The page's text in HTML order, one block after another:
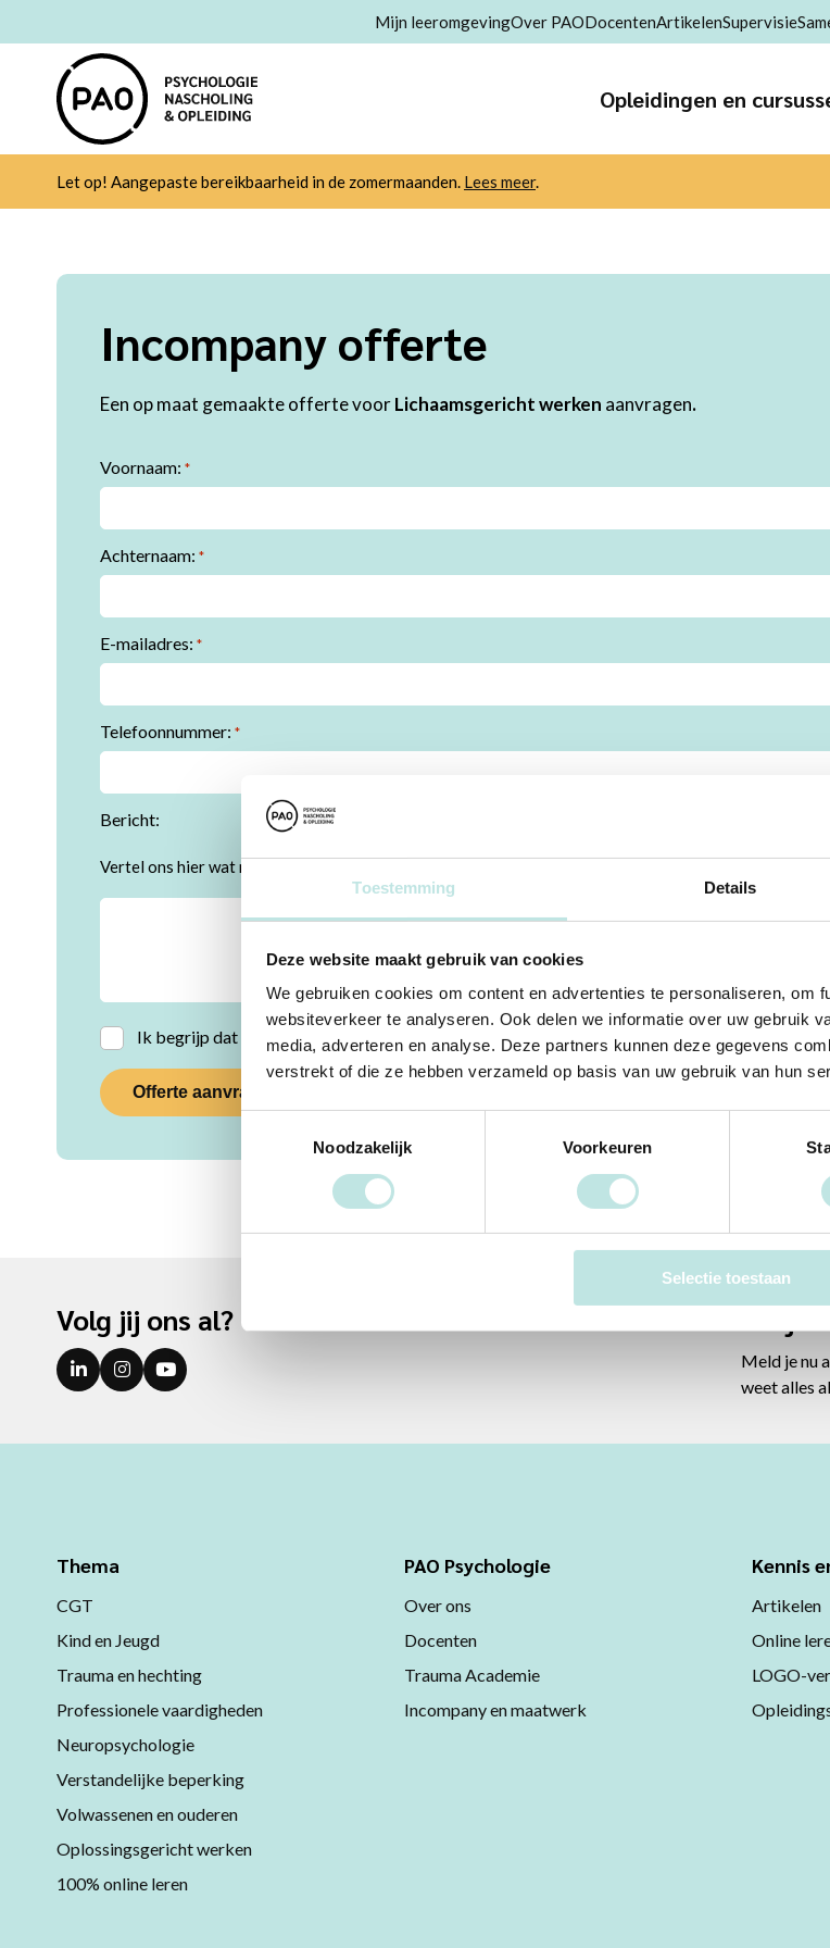
Toestemming Details
Deze website maakt gebruik van cookies
We gebruiken cookies om content en advertenties te personaliseren, om
websiteverkeer te analyseren. Ook delen we informatie over uw gebruik
media, adverteren en analyse. Deze partners kunnen deze gegevens
verstrekt of die ze hebben verzameld op basis van uw gebruik van hun
Toestemmingsselectie
Noodzakelijk
Voorkeuren
Selectie toestaan
Mijn leeromgevingOver PAODocentenArtikelenSupervisie
Opleidingen en
Let op! Aangepaste bereikbaarheid in de zomermaanden. Lees meer.
Incompany offerte
Een op maat gemaakte offerte voorLichaamsgericht werken aanvragen.
Voornaam: *
Achternaam: *
E-mailadres: *
Telefoonnummer: *
Bericht:
Vertel ons hier wat meer over jullie vraag, aantal deelnemers, gewenste startperiode etc.
Instemming
Ik begrijp dat PAO mijn persoonsgegevens verwerkt. Meer informatie vind je in onze
Volg jij ons al? Altijd
Meld je nu
weet alles
Thema
CGT
Kind en Jeugd
Trauma en hechting
Professionele vaardigheden
Neuropsychologie
Verstandelijke beperking
Volwassenen en ouderen
Oplossingsgericht werken
100% online leren
PAO Psychologie
Over ons
Docenten
Trauma Academie
Incompany en maatwerk
Kennis
Artikelen
Online
LOGO-